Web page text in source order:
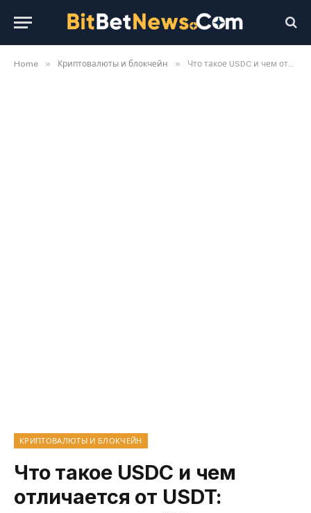
Home » Криптовалюты и блокчейн » Что такое USDC и чем отличается от USDT: сравнение стейблкоинов
КРИПТОВАЛЮТЫ И БЛОКЧЕЙН
Что такое USDC и чем
отличается от USDT: